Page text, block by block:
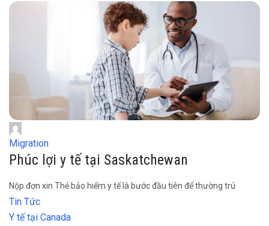
Migration
Phúc lợi y tế tại Saskatchewan
Nộp đơn xin Thẻ bảo hiểm y tế là bước đầu tiên để thường trú
Tin Tức
Y tế tại Canada